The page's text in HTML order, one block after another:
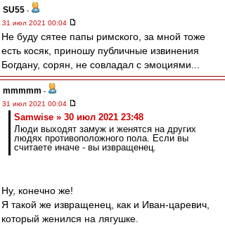
SU55 -
31 июл 2021 00:04
Не буду сятее папы римского, за мной тоже
есть косяк, приношу публичные извинения
Богдану, сорян, не совладал с эмоциями...
mmmmm -
31 июл 2021 00:04
Samwise » 30 июл 2021 23:48
Люди выходят замуж и женятся на других
людях противоположного пола. Если вы
считаете иначе - вы извращенец.
Ну, конечно же!
Я такой же извращенец, как и Иван-царевич,
который женился на лягушке.